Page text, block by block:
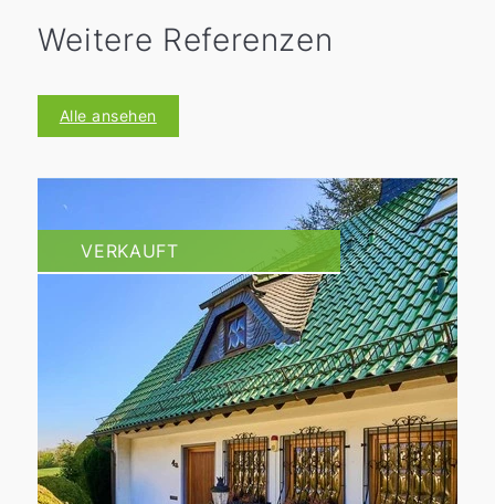
Weitere Referenzen
Alle ansehen
VERKAUFT